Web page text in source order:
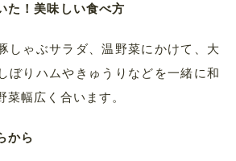
た！美味しい食べ方
しゃぶサラダ、温野菜にかけて、大
ぼりハムやきゅうりなどを一緒に和
菜幅広く合います。
から